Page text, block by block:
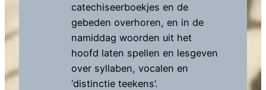
catechiseerboekjes en de
gebeden overhoren, en in de
namiddag woorden uit het
hoofd laten spellen en lesgeven
over syllaben, vocalen en
‘distinctie teekens’.